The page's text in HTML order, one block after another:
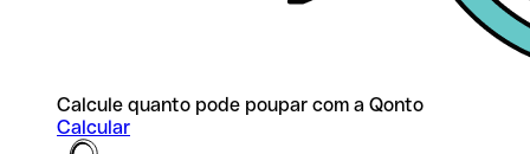
Calcule quanto pode poupar com a Qonto
Calcular